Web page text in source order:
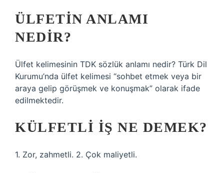
ÜLFETIN ANLAMI
NEDIR?
Ülfet kelimesinin TDK sözlük anlamı nedir? Türk Dil
Kurumu’nda ülfet kelimesi “sohbet etmek veya bir
araya gelip görüşmek ve konuşmak” olarak ifade
edilmektedir.
KÜLFETLI IŞ NE DEMEK?
1. Zor, zahmetli. 2. Çok maliyetli.